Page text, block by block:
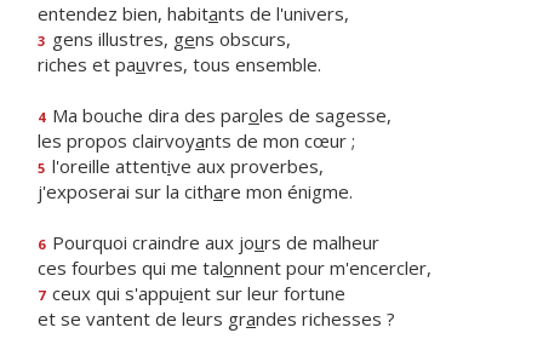
entendez bien, habitants de l'univers,
3 gens illustres, gens obscurs,
riches et pauvres, tous ensemble.
4 Ma bouche dira des paroles de sagesse,
les propos clairvoyants de mon cœur ;
5 l'oreille attentive aux proverbes,
j'exposerai sur la cithare mon énigme.
6 Pourquoi craindre aux jours de malheur
ces fourbes qui me talonnent pour m'encercler,
7 ceux qui s'appuient sur leur fortune
et se vantent de leurs grandes richesses ?